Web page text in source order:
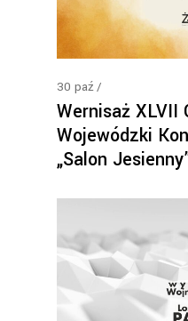
30 paź
Wernisaż XLVII
Wojewódzki
„Salon